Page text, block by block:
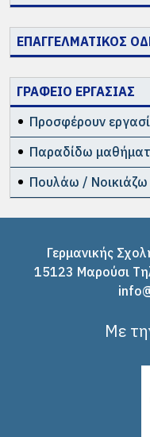
ΕΠΑΓΓΕΛΜΑΤΙΚΟΣ
ΓΡΑΦΕΙΟ ΕΡΓΑΣΙΑΣ
Προσφέρουν
Παραδίδω
Πουλάω / Νοικιάζω
Γερμανικής
15123 Μαρούσι
Με